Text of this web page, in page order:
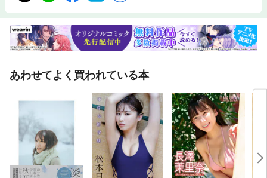
あわせてよく買われている本